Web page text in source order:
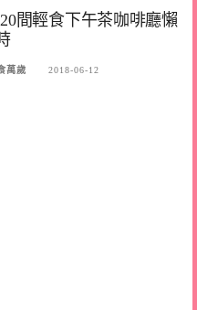
間輕食下午茶咖啡廳懶
萬歲 2018-06-12